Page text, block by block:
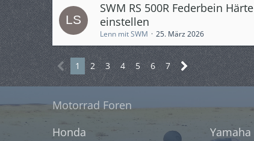
SWM RS 500R Federbein Härte
einstellen
Lenn mit SWM 25. März 2026
1 2 3 4 5 6 7
Motorrad Foren
Honda
Yamaha